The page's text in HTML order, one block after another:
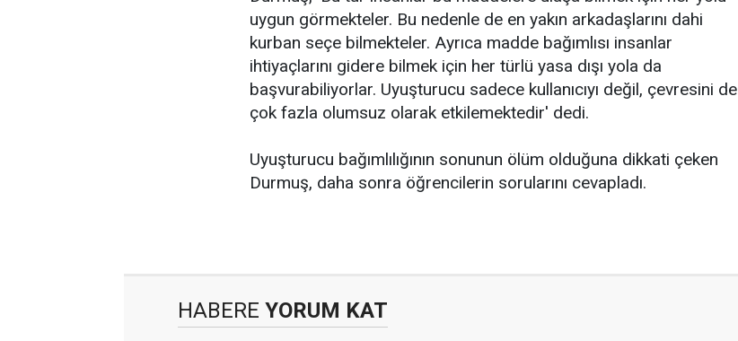
uygun görmekteler. Bu nedenle de en yakın arkadaşlarını dahi
kurban seçe bilmekteler. Ayrıca madde bağımlısı insanlar
ihtiyaçlarını gidere bilmek için her türlü yasa dışı yola da
başvurabiliyorlar. Uyuşturucu sadece kullanıcıyı değil, çevresini de
çok fazla olumsuz olarak etkilemektedir' dedi.
Uyuşturucu bağımlılığının sonunun ölüm olduğuna dikkati çeken
Durmuş, daha sonra öğrencilerin sorularını cevapladı.
HABERE YORUM KAT